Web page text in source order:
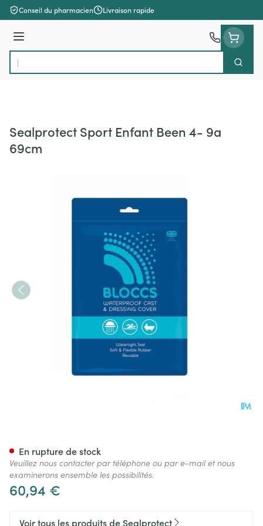
Aller au contenu
Conseil du pharmacien Livraison rapide
Menu
Rechercher
Sealprotect Sport Enfant Been 4- 9a
69cm
60,94 €
En rupture de stock
Veuillez nous contacter par téléphone ou par e-mail et nous
examinerons ensemble les possibilités.
Voir tous les produits de Sealprotect